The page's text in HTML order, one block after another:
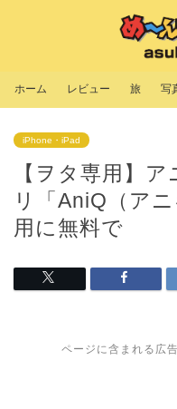
ホーム レビュー 旅 写
iPhone・iPad
【ヲタ専用】
リ「AniQ（ア
用に無料で
ページに含まれる広